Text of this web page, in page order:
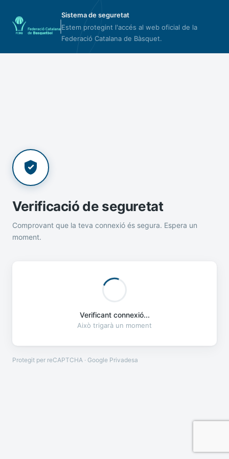
Sistema de seguretat
Estem protegint l'accés al web oficial de la
Federació Catalana de Bàsquet.
Verificació de seguretat
Comprovant que la teva connexió és segura. Espera un
moment.
Verificant connexió...
Això trigarà un moment
Protegit per reCAPTCHA · Google Privadesa